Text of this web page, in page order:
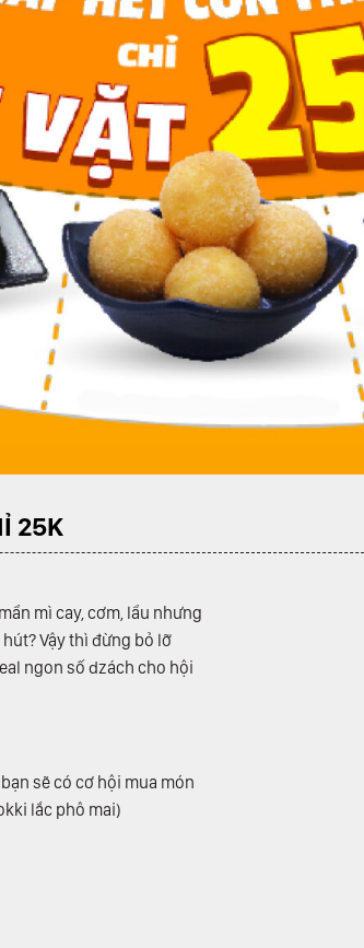
25K
mì cay, cơm, lẩu nhưng
Vậy thì đừng bỏ lỡ
ngon số dzách cho hội
sẽ có cơ hội mua món
lắc phô mai)